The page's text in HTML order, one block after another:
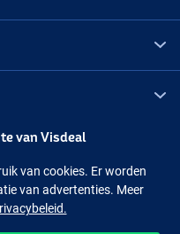
Instagram
van Visdeal
van cookies. Er worden
van advertenties. Meer